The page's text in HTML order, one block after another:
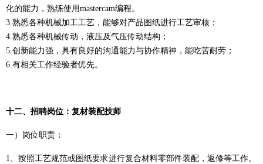
化的能力，熟练使用mastercam编程。
3.熟悉各种机械加工工艺，能够对产品图纸进行工艺审核；
4.熟悉各种机械传动，液压及气压传动结构；
5.创新能力强，具有良好的沟通能力与协作精神，能吃苦耐劳；
6.有相关工作经验者优先。
十二、招聘岗位：复材装配技师
一） 岗位职责：
1、按照工艺规范或图纸要求进行复合材料零部件装配，返修等工作。